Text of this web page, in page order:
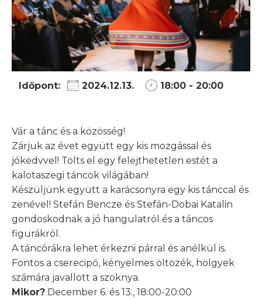
Időpont: 2024.12.13. 18:00 - 20:00
Vár a tánc és a közösség!
Zárjuk az évet együtt egy kis mozgással és
jókedvvel! Tölts el egy felejthetetlen estét a
kalotaszegi táncok világában!
Készüljünk együtt a karácsonyra egy kis tánccal és
zenével! Stefán Bencze és Stefán-Dobai Katalin
gondoskodnak a jó hangulatról és a táncos
figurákról.
A táncórákra lehet érkezni párral és anélkül is.
Fontos a cserecipő, kényelmes öltözék, hölgyek
számára javallott a szoknya.
Mikor? December 6. és 13., 18:00-20:00